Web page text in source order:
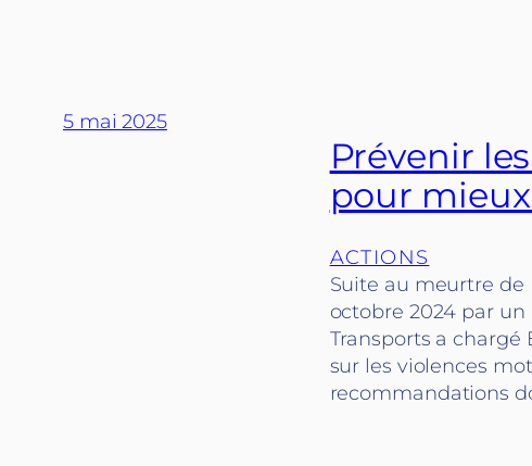
5 mai 2025
Prévenir
pour
ACTIONS
Suite au meurtre de
octobre 2024 par
Transports a
sur les violences
recommandations